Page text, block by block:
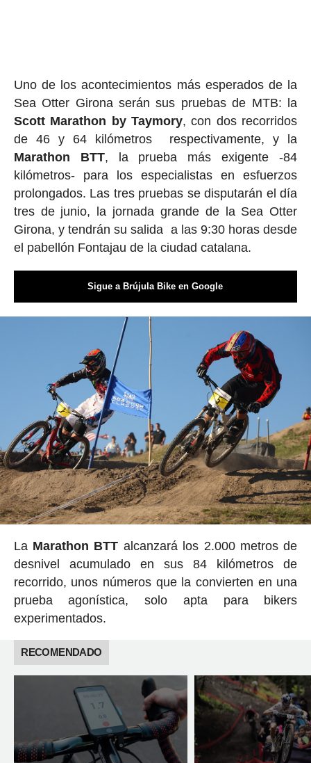
Uno de los acontecimientos más esperados de la
Sea Otter Girona serán sus pruebas de MTB: la
Scott Marathon by Taymory, con dos recorridos
de 46 y 64 kilómetros respectivamente, y la
Marathon BTT, la prueba más exigente -84
kilómetros- para los especialistas en esfuerzos
prolongados. Las tres pruebas se disputarán el día
tres de junio, la jornada grande de la Sea Otter
Girona, y tendrán su salida a las 9:30 horas desde
el pabellón Fontajau de la ciudad catalana.
Sigue a Brújula Bike en Google
La Marathon BTT alcanzará los 2.000 metros de
desnivel acumulado en sus 84 kilómetros de
recorrido, unos números que la convierten en una
prueba agonística, solo apta para bikers
experimentados.
RECOMENDADO